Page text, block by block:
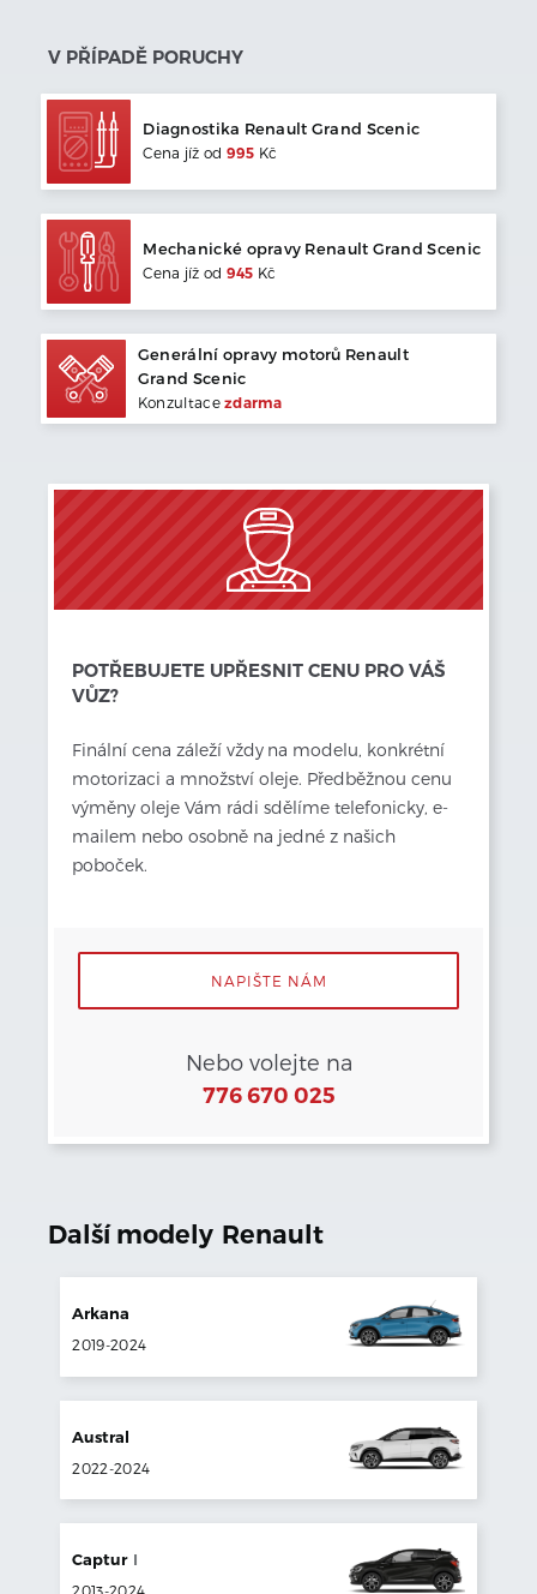
V PŘÍPADĚ PORUCHY
Diagnostika Renault Grand Scenic
Cena jíž od 995 Kč
Mechanické opravy Renault Grand Scenic
Cena jíž od 945 Kč
Generální opravy motorů Renault
Grand Scenic
Konzultacezdarma
POTŘEBUJETE UPŘESNIT CENU PRO VÁŠ
VŮZ?
Finální cena záleží vždy na modelu, konkrétní
motorizaci a množství oleje. Předběžnou cenu
výměny oleje Vám rádi sdělíme telefonicky, e-
mailem nebo osobně na jedné z našich
poboček.
NAPIŠTE NÁM
Nebo volejte na
776 670 025
Další modely Renault
Arkana
2019-2024
Austral
2022-2024
Captur I
2013-2024